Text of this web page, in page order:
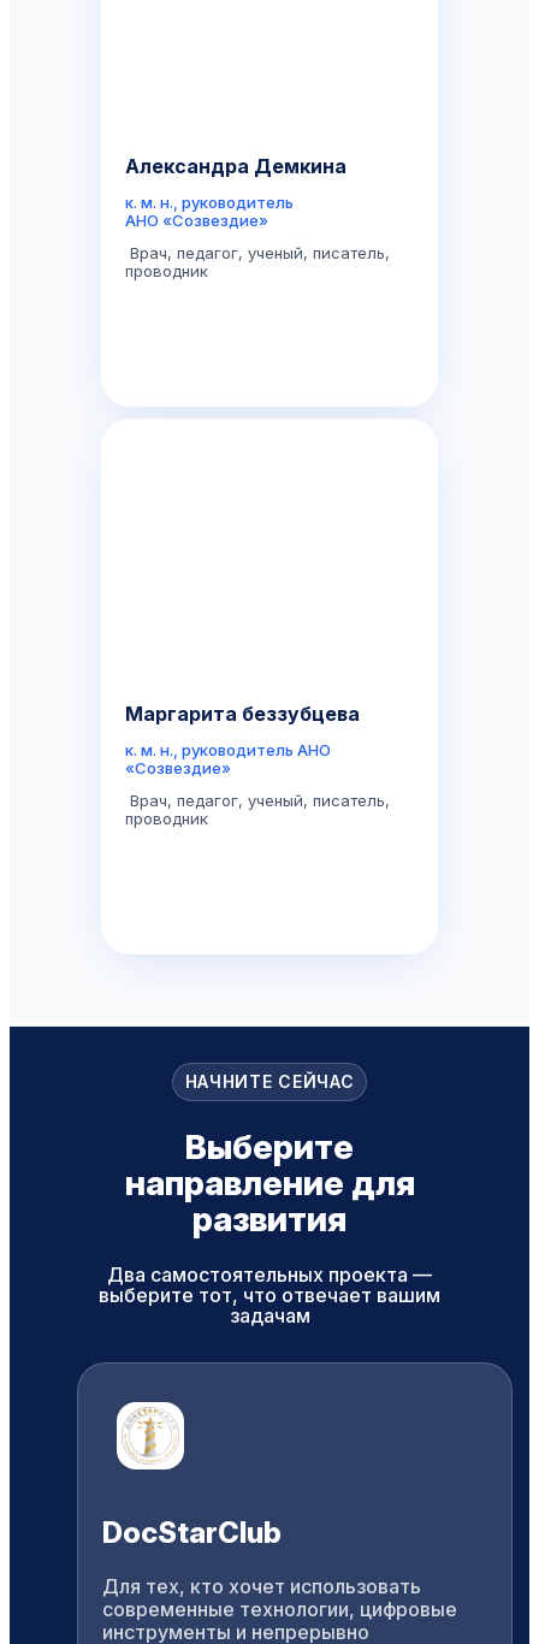
Александра Демкина
к. м. н., руководитель
АНО «Созвездие»
Врач, педагог, ученый, писатель,
проводник
Маргарита беззубцева
к. м. н., руководитель АНО
«Созвездие»
Врач, педагог, ученый, писатель,
проводник
НАЧНИТЕ СЕЙЧАС
Выберите
направление для
развития
Два самостоятельных проекта —
выберите тот, что отвечает вашим
задачам
DocStarClub
Для тех, кто хочет использовать
современные технологии, цифровые
инструменты и непрерывно